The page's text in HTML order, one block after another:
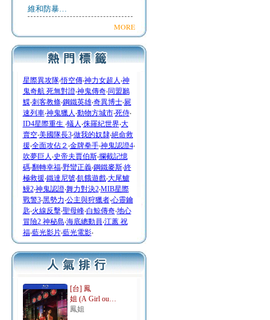
維和防暴…
MORE
星際異攻隊‧悟空傳‧神力女超人 ‧神
鬼奇航 死無對證‧神鬼傳奇‧同盟鶼
鰈‧刺客教條‧鋼鐵英雄‧奇異博士‧屍
速列車‧神鬼獵人 ‧動物方城市‧死侍‧
ID4星際重生 ‧蟻人 ‧侏羅紀世界‧大
賣空‧美國隊長3‧做我的奴隸‧絕命救
援‧全面攻佔２ ‧金牌拳手‧神鬼認證4‧
吹夢巨人 ‧史帝夫賈伯斯‧攔截記憶
碼‧翻轉幸福‧野蠻正義‧鋼鐵麥斯‧終
極救援‧鐵達尼號‧飢餓遊戲‧大尾鱸
鰻2‧神鬼認證‧舞力對決2‧MIB星際
戰警3‧黑勢力‧公主與狩獵者‧心靈鑰
匙‧火線反擊‧聖母峰‧白鯨傳奇‧地心
冒險2 神秘島‧海底總動員‧江蕙 祝
福‧藍光影片‧藍光電影‧
[台] 鳳
姐 (A Girl ou…
鳳姐